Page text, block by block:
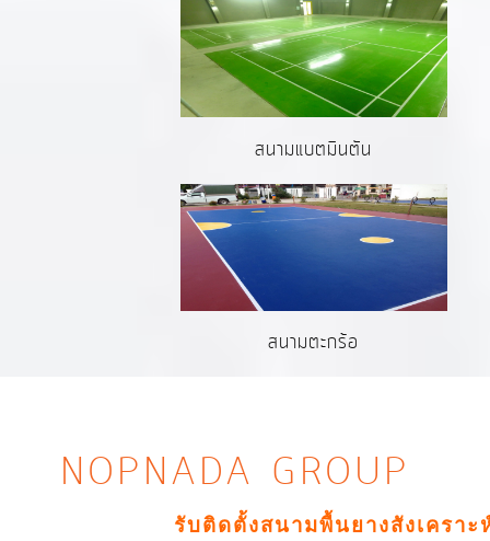
สนามแบตมินตัน
สนามตะกร้อ
NOPNADA GROUP
รับติดตั้งสนามพื้นยางสังเครา